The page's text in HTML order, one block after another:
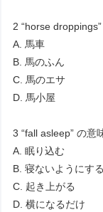
2 “horse
A. 馬車
B. 馬のふん
C. 馬のエサ
D. 馬小屋
3 “fall asleep” の意
A. 眠り込む
B. 寝ないようにする
C. 起き上がる
D. 横になるだけ